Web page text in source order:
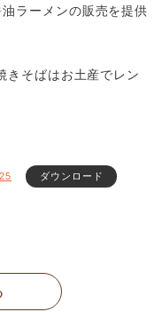
ラーメンの販売を提供
きそばはお土産でレン
ダウンロード